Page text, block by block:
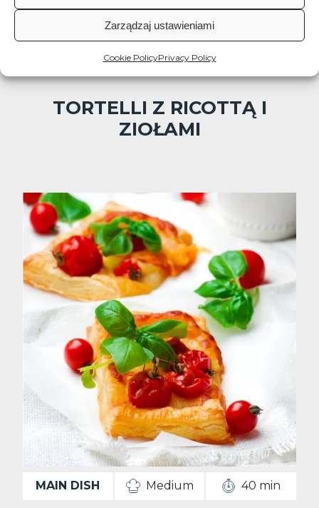
Zarządzaj ustawieniami
Cookie PolicyPrivacy Policy
Medium
TORTELLI Z RICOTTĄ I
ZIOŁAMI
MAIN DISH Medium 40 min